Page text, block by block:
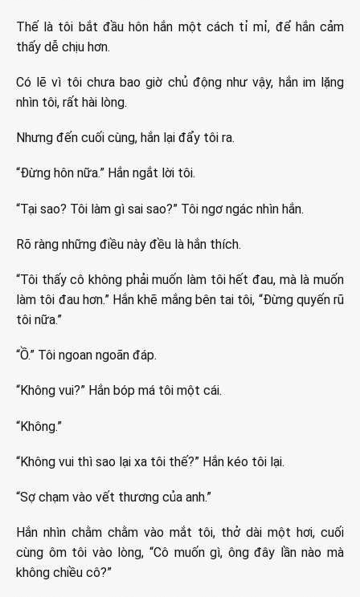
Thế là tôi bắt đầu hôn hắn một cách tỉ mỉ, để hắn cảm
thấy dễ chịu hơn.
Có lẽ vì tôi chưa bao giờ chủ động như vậy, hắn im lặng
nhìn tôi, rất hài lòng.
Nhưng đến cuối cùng, hắn lại đẩy tôi ra.
“Đừng hôn nữa.” Hắn ngắt lời tôi.
“Tại sao? Tôi làm gì sai sao?” Tôi ngơ ngác nhìn hắn.
Rõ ràng những điều này đều là hắn thích.
“Tôi thấy cô không phải muốn làm tôi hết đau, mà là muốn
làm tôi đau hơn.” Hắn khẽ mắng bên tai tôi, “Đừng quyến rũ
tôi nữa.”
“Ồ.” Tôi ngoan ngoãn đáp.
“Không vui?” Hắn bóp má tôi một cái.
“Không.”
“Không vui thì sao lại xa tôi thế?” Hắn kéo tôi lại.
“Sợ chạm vào vết thương của anh.”
Hắn nhìn chằm chằm vào mắt tôi, thở dài một hơi, cuối
cùng ôm tôi vào lòng, “Cô muốn gì, ông đây lần nào mà
không chiều cô?”